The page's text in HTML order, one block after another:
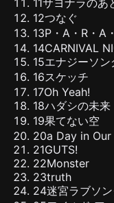
12つなぐ
13P・A・R・A
14CARNIVAL
15エナジーソン
16スケッチ
17Oh Yeah!
18ハダシの未来
19果てない空
20a Day in
21GUTS!
22Monster
23truth
24迷宮ラブソ